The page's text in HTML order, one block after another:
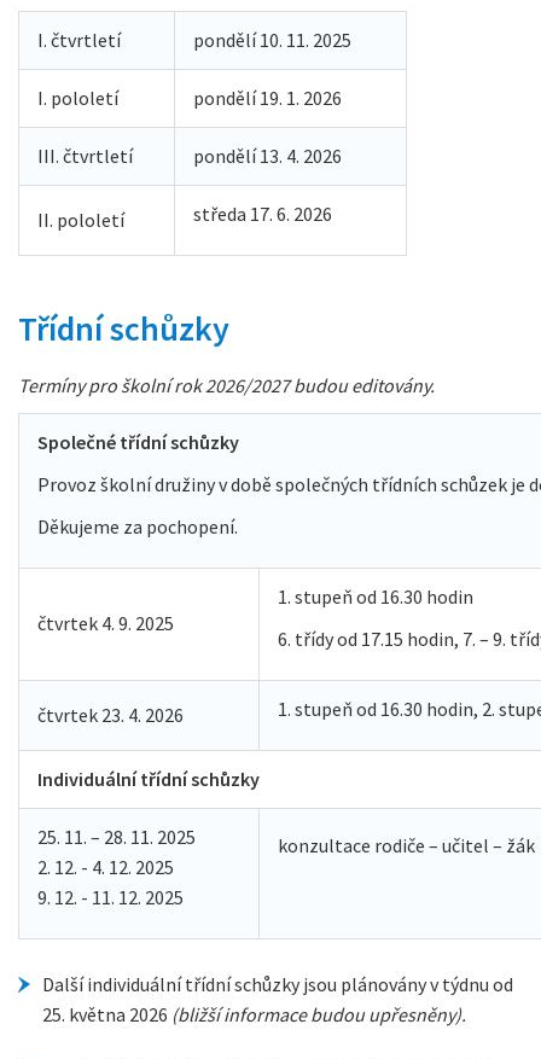
I. čtvrtletí pondělí 10. 11. 2025
I. pololetí pondělí 19. 1. 2026
III. čtvrtletí pondělí 13. 4. 2026
II. pololetí středa 17. 6. 2026
Třídní schůzky
Termíny pro školní rok 2026/2027 budou editovány.
Společné třídní schůzky
Provoz školní družiny v době společných třídních schůzek je
Děkujeme za pochopení.
čtvrtek 4. 9. 2025
1. stupeň od 16.30 hodin
6. třídy od 17.15 hodin, 7. – 9.
čtvrtek 23. 4. 2026 1. stupeň od 16.30 hodin, 2.
Individuální třídní schůzky
25. 11. – 28. 11. 2025
2. 12. - 4. 12. 2025
9. 12. - 11. 12. 2025
konzultace rodiče – učitel – žák
Další individuální třídní schůzky jsou plánovány v týdnu od
25. května 2026 (bližší informace budou upřesněny).